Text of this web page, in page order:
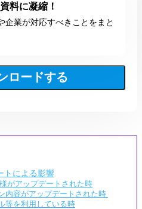
料に凝縮！
企業が対応すべきことをまと
ロードする
トによる影響
がアップデートされた時
内容がアップデートされた時
等を利用している時